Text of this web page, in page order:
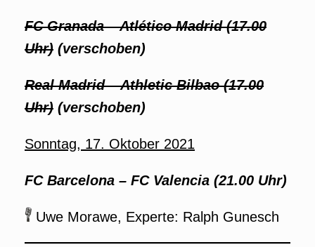
FC Granada – Atlético Madrid (17.00
Uhr) (verschoben)
Real Madrid – Athletic Bilbao (17.00
Uhr) (verschoben)
Sonntag, 17. Oktober 2021
FC Barcelona – FC Valencia (21.00 Uhr)
Uwe Morawe, Experte: Ralph Gunesch